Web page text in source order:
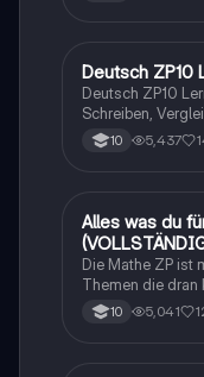
Deutsch
Deutsch ZP10
Deutsch ZP10
Schreiben,
Sachtexte/
10 5,437
Mathe
Alles was du
Realschule
Die Mathe ZP ist
Themen die dran
schnell den
Themen bis hin
10 5,041